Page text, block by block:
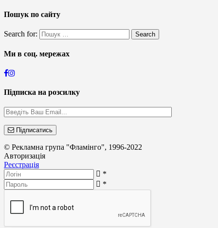
Пошук по сайту
Search for: Search
Ми в соц. мережах
Підписка на розсилку
Підписатись
© Рекламна група "Фламінго", 1996-2022
Авторизація
Реєстрація
*
*